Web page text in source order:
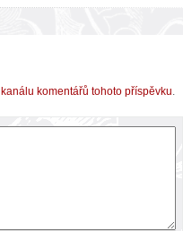
kanálu komentářů tohoto příspěvku